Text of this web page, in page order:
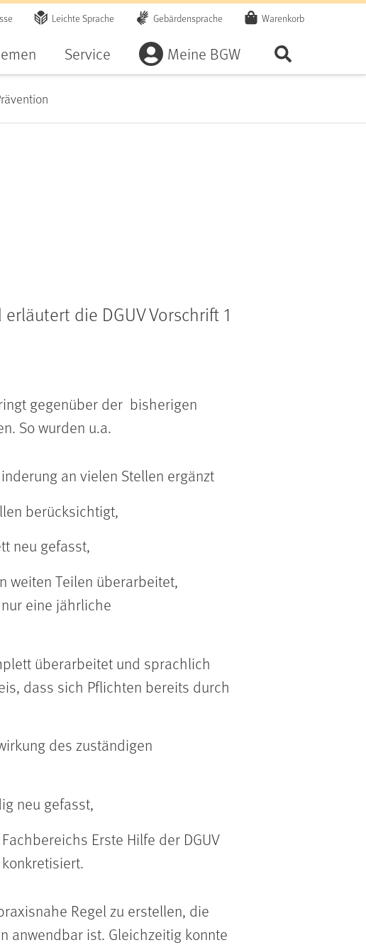
Leichte Sprache Gebärdensprache Warenkorb
Service Meine BGW
die DGUV Vorschrift 1
gegenüber der bisherigen
So wurden u.a.
an vielen Stellen ergänzt
berücksichtigt,
neu gefasst,
weiten Teilen überarbeitet,
eine jährliche
überarbeitet und sprachlich
dass sich Pflichten bereits durch
des zuständigen
neu gefasst,
Erste Hilfe der DGUV
Regel zu erstellen, die
anwendbar ist. Gleichzeitig konnte